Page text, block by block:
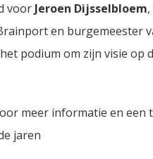
voor Jeroen Dijsselbloem
en burgemeester
podium om zijn visie op
meer informatie en een
jaren